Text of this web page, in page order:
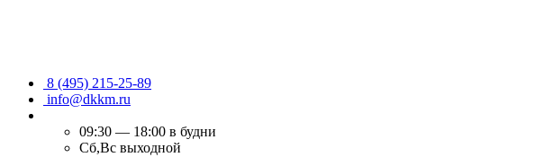
8 (495) 215-25-89
info@dkkm.ru
09:30 — 18:00 в будни
Сб,Вс выходной